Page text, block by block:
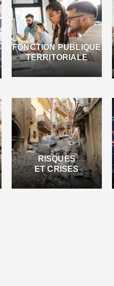
FONCTION PUBLIQUE
TERRITORIALE
RISQUES
ET CRISES